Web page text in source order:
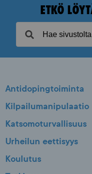
ETKÖ
Antidopingtoiminta
Kilpailumanipulaatio
Katsomoturvallisuus
Urheilun eettisyys
Koulutus